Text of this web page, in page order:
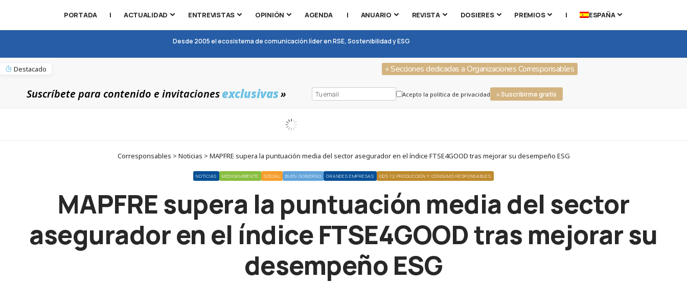
PORTADA | ACTUALIDAD ENTREVISTAS OPINIÓN AGENDA | ANUARIO REVISTA DOSIERES PREMIOS | ESPAÑA
Desde 2005 el ecosistema de comunicación líder en RSE, Sostenibilidad y ESG
Destacado » Secciones dedicadas a Organizaciones Corresponsables
Suscríbete para contenido e invitacionesexclusivas» Acepto la política de privacidad » Suscribirme gratis
Corresponsables > Noticias > MAPFRE supera la puntuación media del sector asegurador en el índice FTSE4GOOD tras mejorar su desempeño ESG
NOTICIAS MEDIOAMBIENTE SOCIAL BUEN GOBIERNO GRANDES EMPRESAS ODS 12 PRODUCCIÓN Y CONSUMO RESPONSABLES
MAPFRE supera la puntuación media del sector
asegurador en el índice FTSE4GOOD tras mejorar su
desempeño ESG